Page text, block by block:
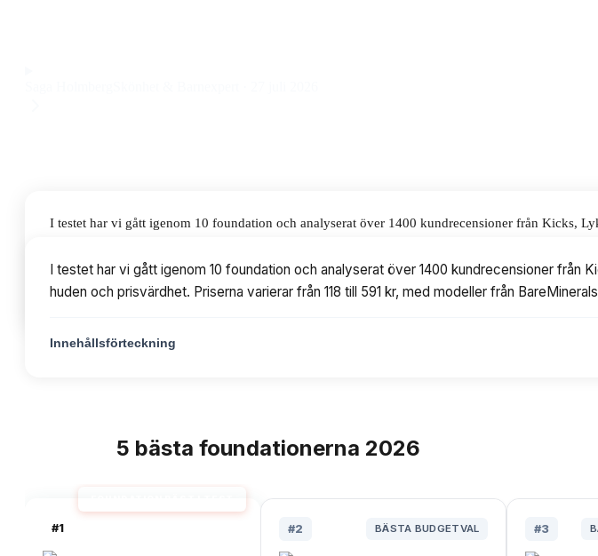
I testet har vi gått igenom 10 foundation och analyserat över 1400 kundrecensioner från Kicks,
Innehållsförteckning
I testet har vi gått igenom 10 foundation och analyserat över 1400 kundrecensioner från
huden och prisvärdhet. Priserna varierar från 118 till 591 kr, med modeller från
Innehållsförteckning
5 bästafoundationerna 2026
#1 #2 BÄSTA BUDGETVAL #3